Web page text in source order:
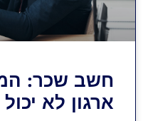
חשב שכר:
ארגון לא